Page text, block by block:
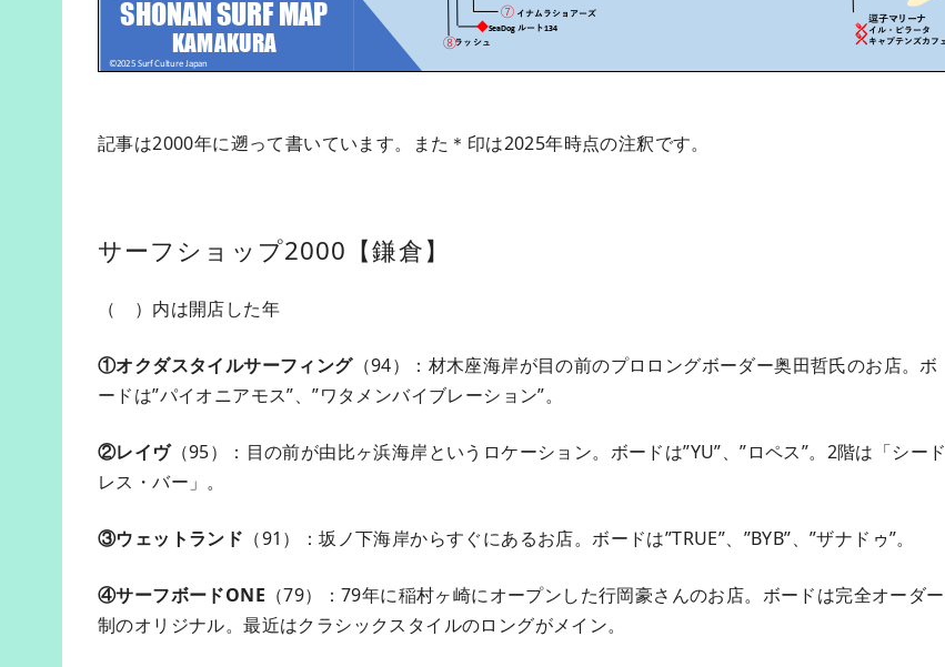
記事は2000年に遡って書いています。また＊印は2025年時点の注釈です。
サーフショップ2000【鎌倉】
（ ）内は開店した年
①オクダスタイルサーフィング（94）：材木座海岸が目の前のプロロングボーダー奥田哲氏のお店。ボ
ードは”パイオニアモス”、”ワタメンバイブレーション”。
②レイヴ（95）：目の前が由比ヶ浜海岸というロケーション。ボードは”YU”、”ロペス”。2階は「シード
レス・バー」。
③ウェットランド （91）：坂ノ下海岸からすぐにあるお店。ボードは”TRUE”、”BYB”、”ザナドゥ”。
④サーフボードONE （79）：79年に稲村ヶ崎にオープンした行岡豪さんのお店。ボードは完全オーダー
制のオリジナル。最近はクラシックスタイルのロングがメイン。